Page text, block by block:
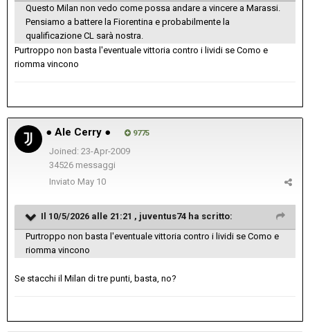
Questo Milan non vedo come possa andare a vincere a Marassi.
Pensiamo a battere la Fiorentina e probabilmente la
qualificazione CL sarà nostra.
Purtroppo non basta l'eventuale vittoria contro i lividi se Como e
riomma vincono
● Ale Cerry ● 9775
Joined: 23-Apr-2009
34526 messaggi
Inviato May 10
Il 10/5/2026 alle 21:21 , juventus74 ha scritto:
Purtroppo non basta l'eventuale vittoria contro i lividi se Como e
riomma vincono
Se stacchi il Milan di tre punti, basta, no?